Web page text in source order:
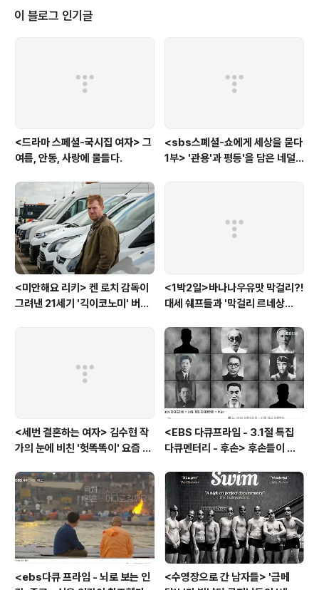
가 알고 있는 '학대 아동'에 대한 '메뉴얼'이다. 하지만 이야
기는 여기서 끝나지 않는다. 맨몸으로 나오다시피한 학생,
이 블로그 인기글
<드라마 스페셜-국시집 여자> 그
여름, 안동, 사랑에 물들다.
<sbs스폐셜-쇼에게 세상을 묻다
1부> '관용'과 평등'을 담은 네덜
<미안해요 리키> 켄 로치 감독이
그려낸 21세기 '긱이코노미' 버전
<1박2일>바나나우유맛 막걸리?!
대세 쉐프들과 '막걸리 르네상
<세번 결혼하는 여자> 김수현 작
가의 눈에 비친 '헛똑똑이' 요즘 여
<EBS 다큐프라임 - 3.1절 특집
다큐멘터리 - 후손> 후손들이 말
고 후손들이 짊어진 삶의 무게
<ebs다큐 프라임 - 뇌로 보는 인
<수영장으로 간 남자들> '금메